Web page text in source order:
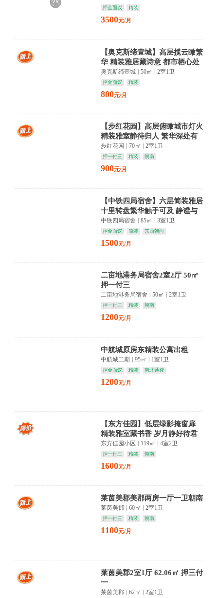
押金面议 精装
3500元/月
【奥克斯缔壹城】高层揽云瞰繁
华 精装雅居藏诗意 都市栖心处
奥克斯缔壹城 | 50㎡ | 2室1卫
押金面议 精装
800元/月
【步红花园】高层俯瞰城市灯火
精装雅室静待归人 繁华深处有
清欢
步红花园 70㎡ 2室1卫
押一付三 精装 朝南
900元/月
【中铁四局宿舍】六层简装雅居
十里转盘繁华触手可及 静谧与
便利共融
中铁四局宿舍 | 85㎡ | 3室1卫
押金面议 简装 东西朝向
1500元/月
二亩地港务局宿舍2室2厅 50㎡
押一付三
二亩地港务局宿舍 50㎡ 2室1卫
押一付三 精装 朝南
1200元/月
中航城原房东精装公寓出租
中航城二期 | 95㎡ | 1室1卫
押金面议 精装 南北通透
1200元/月
【东方佳园】低层绿影掩窗扉
精装雅室藏书香 岁月静好待君
归
东方佳园小区 119㎡ 4室2卫
押一付三 精装 朝南
1600元/月
莱茵美郡美郡两房一厅一卫朝南
莱茵美郡 60㎡ 2室1卫
押一付三 精装 朝南
1100元/月
莱茵美郡2室1厅 62.06㎡ 押三付
一
莱茵美郡 | 62㎡ | 2室1卫